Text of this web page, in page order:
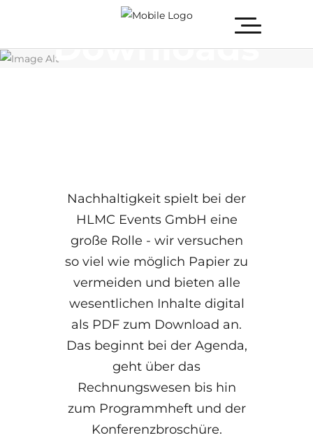
Downloads
Nachhaltigkeit spielt bei der
HLMC Events GmbH eine
große Rolle - wir versuchen
so viel wie möglich Papier zu
vermeiden und bieten alle
wesentlichen Inhalte digital
als PDF zum Download an.
Das beginnt bei der Agenda,
geht über das
Rechnungswesen bis hin
zum Programmheft und der
Konferenzbroschüre.